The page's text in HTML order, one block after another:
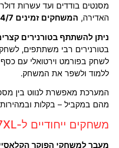
מסנטים בודדים ועד עשרות
האדירה, המשחקים זמינים 24/7
ניתן להשתתף בטורנירים
לשחק בפורמט וירטואלי עם
ללמוד ולשפר את המשחק.
המערכת מאפשרת לנווט בין
מהם במקביל – בקלות
משחקים ייחודיים ל-7XL
מעבר למשחקי הפוקר